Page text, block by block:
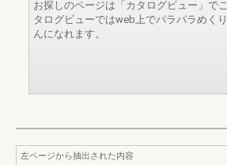
お探しのページは「カタログビュー」で
タログビューではweb上でパラパラめく
んになれます。
左ページから抽出された内容